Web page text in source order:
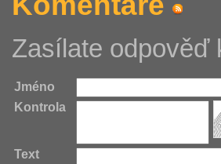
Zasílate odpověď
Jméno
Kontrola
Text